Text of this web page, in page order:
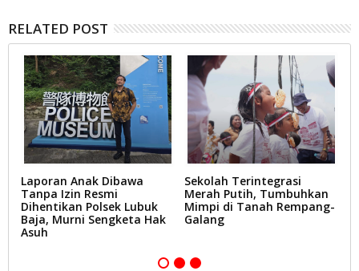
RELATED POST
Laporan Anak Dibawa
Tanpa Izin Resmi
Dihentikan Polsek Lubuk
Baja, Murni Sengketa Hak
Asuh
Sekolah Terintegrasi
Merah Putih, Tumbuhkan
Mimpi di Tanah Rempang-
Galang